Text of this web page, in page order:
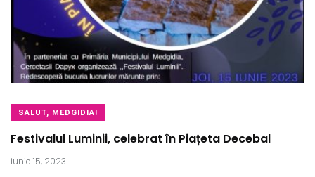
SALUT, MEDGIDIA!
Festivalul Luminii, celebrat în Piațeta Decebal
iunie 15, 2023